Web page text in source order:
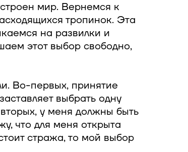
мир. Вернемся к
тропинок. Эта
на развилки и
этот выбор свободно,
Во-первых, принятие
выбрать одну
у меня должны быть
что для меня открыта
стража, то мой выбор